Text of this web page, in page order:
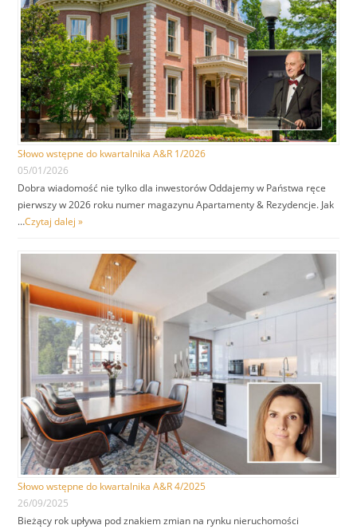
Słowo wstępne do kwartalnika A&R 1/2026
05/01/2026
Dobra wiadomość nie tylko dla inwestorów Oddajemy w Państwa ręce
pierwszy w 2026 roku numer magazynu Apartamenty & Rezydencje. Jak
…Czytaj dalej »
Słowo wstępne do kwartalnika A&R 4/2025
26/09/2025
Bieżący rok upływa pod znakiem zmian na rynku nieruchomości